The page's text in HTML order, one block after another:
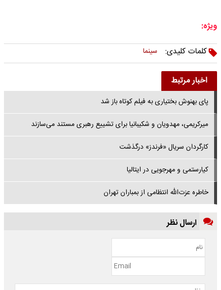
ویژه:
کلمات کلیدی:
سینما
اخبار مرتبط
پای بهنوش بختیاری به فیلم کوتاه باز شد
میرکریمی، مهدویان و شکیبانیا برای تشییع رهبری مستند می‌سازند
کارگردان سریال «فرندز» درگذشت
کیارستمی و مهرجویی در ایتالیا
خاطره عزت‌الله انتظامی از بمباران تهران
ارسال نظر